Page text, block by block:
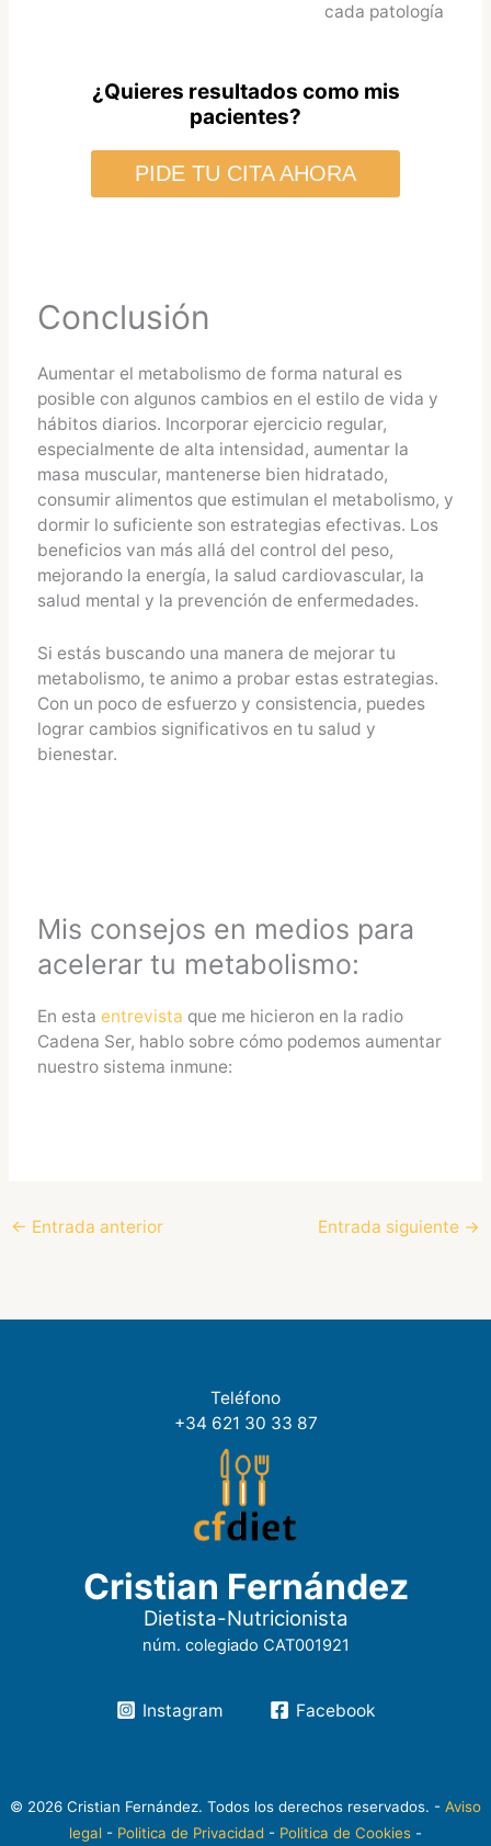
cada patología
¿Quieres resultados como mis
pacientes?
PIDE TU CITA AHORA
Conclusión
Aumentar el metabolismo de forma natural es
posible con algunos cambios en el estilo de vida y
hábitos diarios. Incorporar ejercicio regular,
especialmente de alta intensidad, aumentar la
masa muscular, mantenerse bien hidratado,
consumir alimentos que estimulan el metabolismo, y
dormir lo suficiente son estrategias efectivas. Los
beneficios van más allá del control del peso,
mejorando la energía, la salud cardiovascular, la
salud mental y la prevención de enfermedades.
Si estás buscando una manera de mejorar tu
metabolismo, te animo a probar estas estrategias.
Con un poco de esfuerzo y consistencia, puedes
lograr cambios significativos en tu salud y
bienestar.
Mis consejos en medios para
acelerar tu metabolismo:
En esta entrevista que me hicieron en la radio
Cadena Ser, hablo sobre cómo podemos aumentar
nuestro sistema inmune:
← Entrada anterior Entrada siguiente →
Teléfono
+34 621 30 33 87
Cristian Fernández
Dietista-Nutricionista
núm. colegiado CAT001921
Instagram Facebook
© 2026 Cristian Fernández. Todos los derechos reservados. - Aviso
legal - Politica de Privacidad - Politica de Cookies -